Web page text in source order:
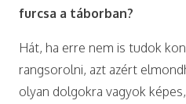
furcsa a táborban?
Hát, ha erre nem is tudok
rangsorolni, azt azért
olyan dolgokra vagyok